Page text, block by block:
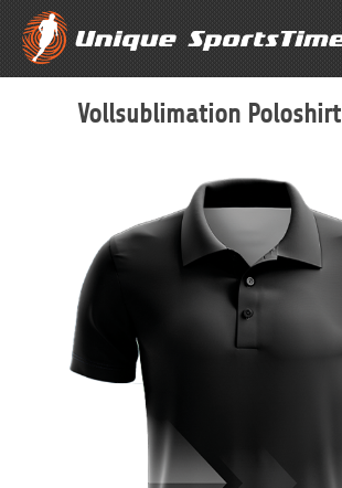
Vollsublimation